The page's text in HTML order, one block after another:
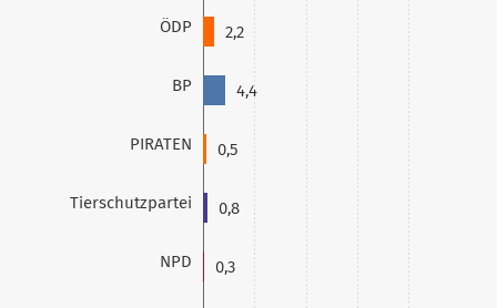
ÖDP
BP
PIRATEN
Tierschutzpartei
NPD
2,2
4,4
0,5
0,8
0,3